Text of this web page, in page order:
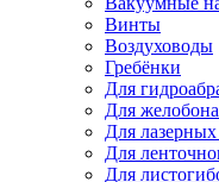
Винты
Воздуховоды
Гребёнки
Для
Для
Для лазерных
Для
Для